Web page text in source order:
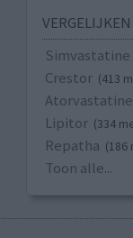
VERGELIJKEN
Simvastatine
Crestor (413
Atorvastatine
Lipitor (334
Repatha (186
Toon alle...